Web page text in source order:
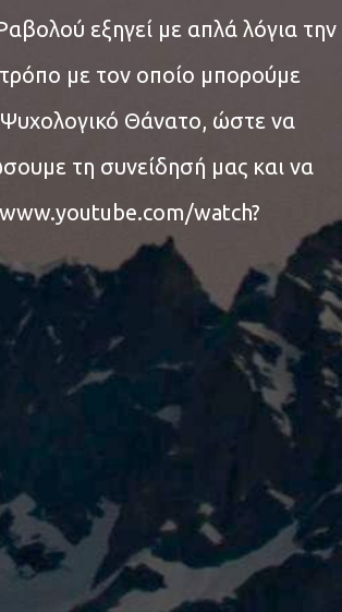
εξηγεί με απλά λόγια την
με τον οποίο μπορούμε
Θάνατο, ώστε να
τη συνείδησή μας και να
watch?